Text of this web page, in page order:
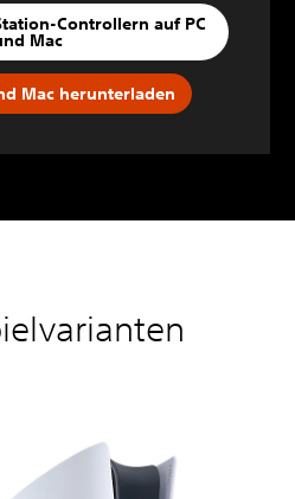
Controllern auf PC
Mac
Mac herunterladen